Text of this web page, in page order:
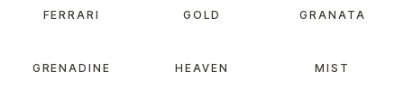
FERRARI GOLD GRANATA
GRENADINE HEAVEN MIST